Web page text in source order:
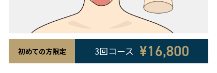
初めての方限定 3回コース ¥16,800